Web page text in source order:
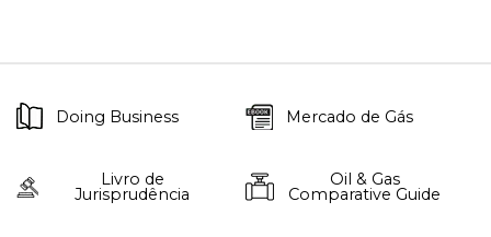
Doing Business Mercado de Gás
Livro de
Jurisprudência
Oil & Gas
Comparative Guide